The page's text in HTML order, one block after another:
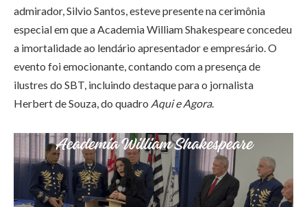
admirador, Silvio Santos, esteve presente na cerimônia
especial em que a Academia William Shakespeare concedeu
a imortalidade ao lendário apresentador e empresário. O
evento foi emocionante, contando com a presença de
ilustres do SBT, incluindo destaque para o jornalista
Herbert de Souza, do quadro Aqui e Agora.